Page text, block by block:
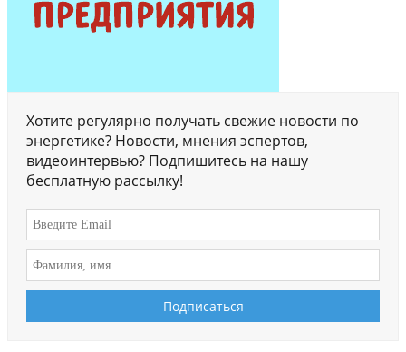
Хотите регулярно получать свежие новости по
энергетике? Новости, мнения эспертов,
видеоинтервью? Подпишитесь на нашу
бесплатную рассылку!